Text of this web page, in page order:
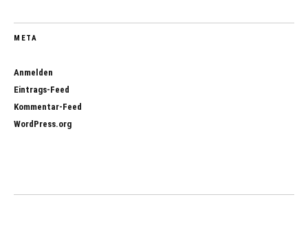
META
Anmelden
Eintrags-Feed
Kommentar-Feed
WordPress.org